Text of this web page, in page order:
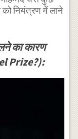
को नियंत्रण में लाने
का कारण
Prize?):